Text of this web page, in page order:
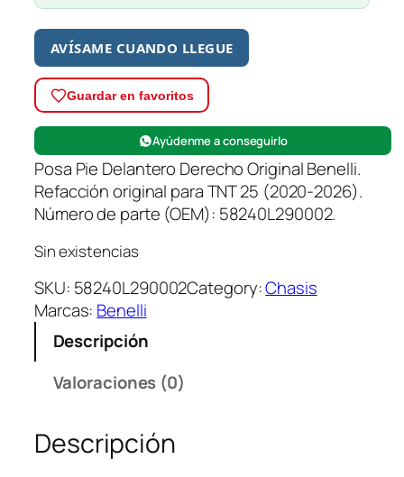
AVÍSAME CUANDO LLEGUE
Guardar en favoritos
Ayúdenme a conseguirlo
Posa Pie Delantero Derecho Original Benelli.
Refacción original para TNT 25 (2020-2026).
Número de parte (OEM): 58240L290002.
Sin existencias
SKU: 58240L290002Category:Chasis
Marcas: Benelli
Descripción
Valoraciones (0)
Descripción